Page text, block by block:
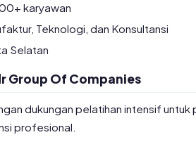
karyawan
Teknologi, dan Konsultansi
Selatan
Group Of Companies
dukungan pelatihan intensif
profesional.